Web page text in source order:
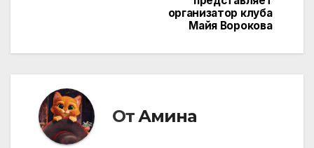
организатор клуба
Майя Ворокова
ОтАмина